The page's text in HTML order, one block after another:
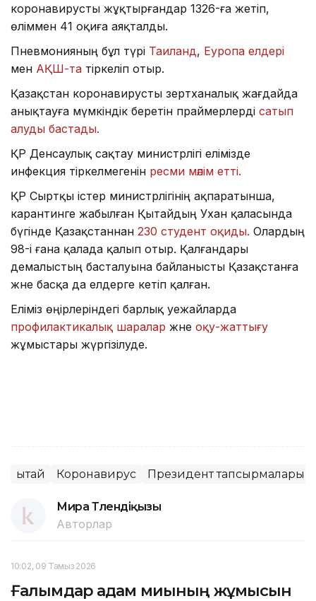
коронавирусты жұқтырғандар 1326-ға жетіп,
өліммен 41 оқиға аяқталды.
Пневмонияның бұл түрі Таиланд, Еуропа елдері
мен АҚШ-та тіркеліп отыр.
Қазақстан коронавирусты зертханалық жағдайда
анықтауға мүмкіндік беретін праймерлерді сатып
алуды бастады.
ҚР Денсаулық сақтау министрлігі елімізде
инфекция тіркелмегенін ресми мәлім етті.
ҚР Сыртқы істер министрлігінің ақпаратынша,
карантинге жабылған Қытайдың Ухан қаласында
бүгінде Қазақстаннан 230 студент оқиды. Олардың
98-і ғана қалада қалып отыр. Қалғандары
демалыстың басталуына байланысты Қазақстанға
және басқа да елдерге кетіп қалған.
Еліміз өңірлеріндегі барлық әуежайларда
профилактикалық шаралар және оқу-жаттығу
жұмыстары жүргізілуде.
Қытай Коронавирус Президент тапсырмалары
Мира Төлендіқызы
Авторлар
10:02, 09 Тамыз 2026
Ғалымдар адам миының жұмысын